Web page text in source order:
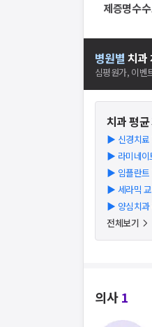
제증명수
병원별 치과
심평원가, 이벤
치과평
▶ 신경치
▶ 라미네
▶ 임플란
▶ 세라믹
▶ 양심치
전체보기
의사1